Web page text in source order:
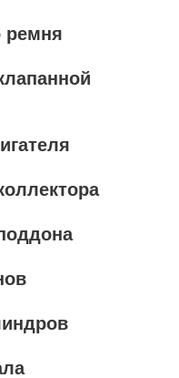
ремня